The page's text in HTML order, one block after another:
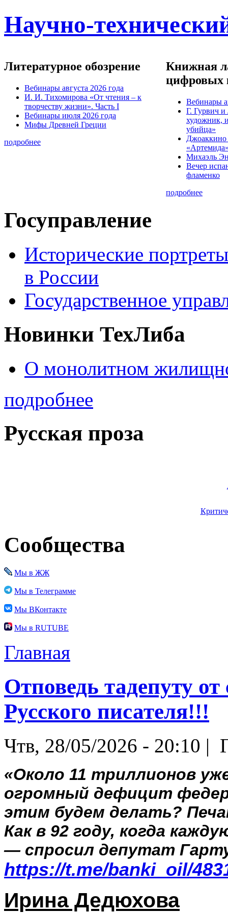
Научно-
Литературное обозрение
Вебинары августа 2026 года
И. И. Тихомирова «От чтения – к
творчеству жизни». Часть I
Вебинары июля 2026 года
Мифы Древней Греции
подробнее
Книжная
цифровых
Вебинары
Г. Гурвич
художник,
убийца»
Михаэль
Вечер
фламенко
подробнее
Госуправление
Исторические
в России
Государственное
Новинки ТехЛиба
О монолитном
подробнее
Русская проза
Сообщества
Мы в ЖЖ
Мы в Телеграмме
Мы ВКонтакте
Мы в RUTUBE
Главная
Отповедь тадепуту
Русского писателя!!!
Чтв, 28/05/2026 - 20:10 |
«Около 11 триллионов
огромный дефицит
этим будем делать?
Как в 92 году, когда
— спросил депутат
https://t.me/banki_oil/
Ирина Дедюхова